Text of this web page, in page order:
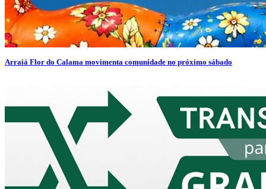
Arraiá Flor do Calama movimenta comunidade no próximo sábado